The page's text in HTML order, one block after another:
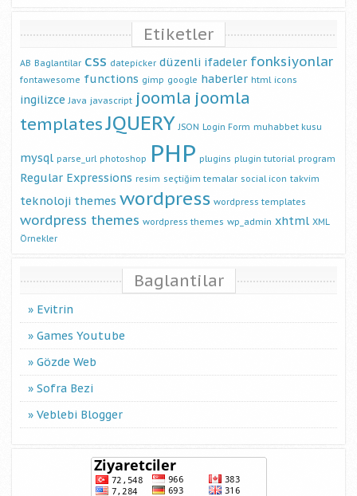
Etiketler
AB Baglantilar css datepicker düzenli ifadeler fonksiyonlar
fontawesome functions gimp google haberler html icons
ingilizce Java javascript joomla joomla
templatesJQUERY JSON Login Form muhabbet kusu
mysql parse_url photoshop PHP plugins plugin tutorial program
Regular Expressions resim seçtiğim temalar social icon takvim
teknoloji themes wordpress wordpress templates
wordpress themes wordpress themes wp_admin xhtml XML
Örnekler
Baglantilar
Evitrin
Games Youtube
Gözde Web
Sofra Bezi
Veblebi Blogger